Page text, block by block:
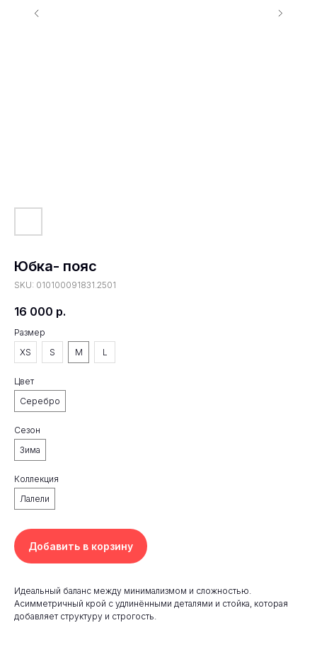
Юбка- пояс
SKU: 010100091831.2501
16 000 р.
Размер
XS
S M L
Цвет
Серебро
Сезон
Зима
Коллекция
Лалели
Добавить в корзину
Идеальный баланс между минимализмом и сложностью.
Асимметричный крой с удлинёнными деталями и стойка, которая
добавляет структуру и строгость.